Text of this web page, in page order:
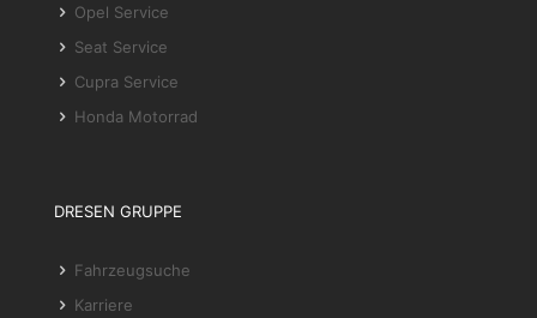
Opel Service
Seat Service
Cupra Service
Honda Motorrad
DRESEN GRUPPE
Fahrzeugsuche
Karriere